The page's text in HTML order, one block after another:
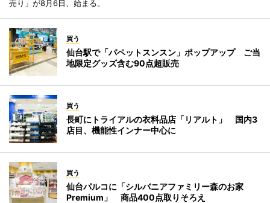
売り」が8月6日、始まる。
買う
仙台駅で「パペットスンスン」ポップアップ ご当
地限定グッズ含む90点超販売
買う
長町にトライアルの衣料品店「リアルト」 国内3
店目、機能性インナー中心に
買う
仙台パルコに「シルバニアファミリー森のお家
Premium」 商品400点取りそろえ